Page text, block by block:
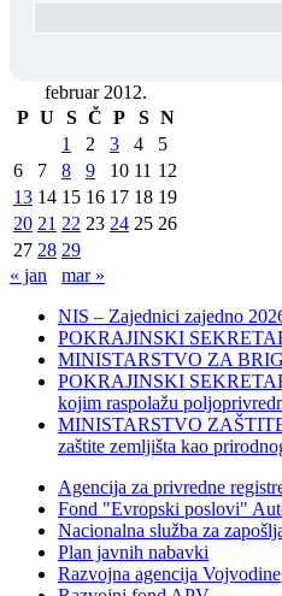
februar 2012.
P U S Č P S N
1
2 3 4
5
6
7 8 9 10 11 12
13 14 15 16 17 18 19
20 21 22 23 24 25 26
27 28 29
« jan
mar »
NIS – Zajednici zajedno
POKRAJINSKI
MINISTARSTVO ZA
POKRAJINSKI
kojim raspolažu
MINISTARSTVO ZAŠTITE
zaštite zemljišta kao
Agencija za privredne
Fond "Evropski poslovi"
Nacionalna služba za
Plan javnih nabavki
Razvojna agencija Vojvodine